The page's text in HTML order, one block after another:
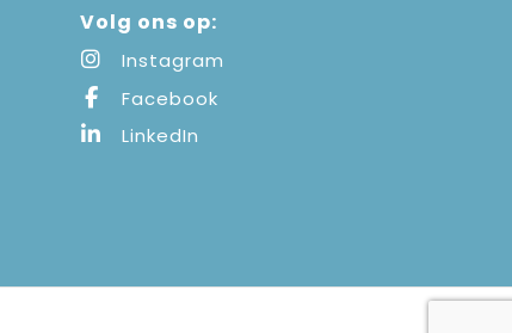
Volg ons op:
Instagram
Facebook
LinkedIn